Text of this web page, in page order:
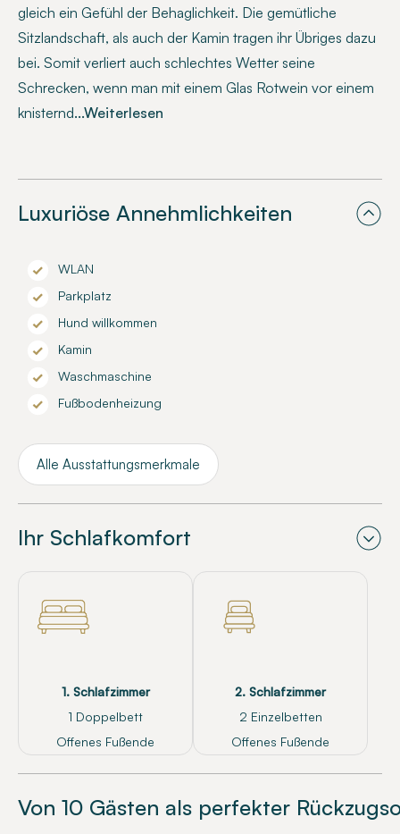
gleich ein Gefühl der Behaglichkeit. Die gemütliche
Sitzlandschaft, als auch der Kamin tragen ihr Übriges dazu
bei. Somit verliert auch schlechtes Wetter seine
Schrecken, wenn man mit einem Glas Rotwein vor einem
knisternd...Weiterlesen
Luxuriöse Annehmlichkeiten
WLAN
Parkplatz
Hund willkommen
Kamin
Waschmaschine
Fußbodenheizung
Alle Ausstattungsmerkmale
Ihr Schlafkomfort
1. Schlafzimmer
1 Doppelbett
Offenes Fußende
2. Schlafzimmer
2 Einzelbetten
Offenes Fußende
Von 10 Gästen als perfekter